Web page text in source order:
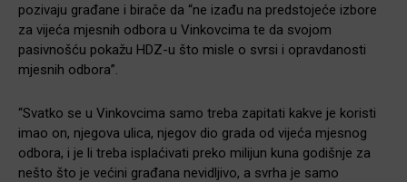
pozivaju građane i birače da “ne izađu na predstojeće izbore
za vijeća mjesnih odbora u Vinkovcima te da svojom
pasivnošću pokažu HDZ-u što misle o svrsi i opravdanosti
mjesnih odbora”.
“Svatko se u Vinkovcima samo treba zapitati kakve je koristi
imao on, njegova ulica, njegov dio grada od vijeća mjesnog
odbora, i je li treba isplaćivati preko milijun kuna godišnje za
nešto što je većini građana nevidljivo, a svrha je samo